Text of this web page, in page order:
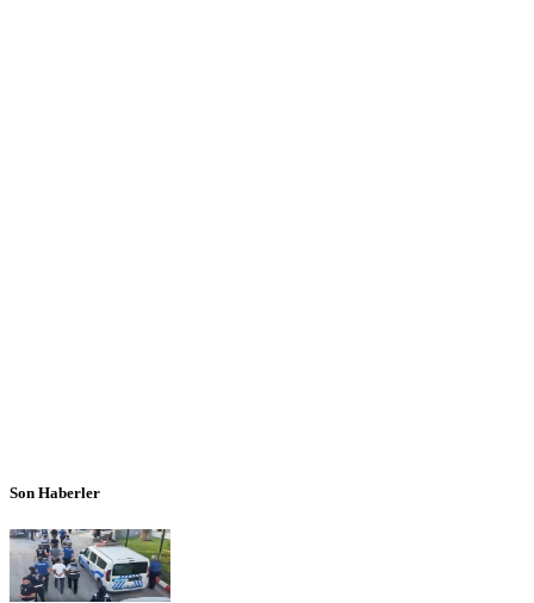
Son Haberler